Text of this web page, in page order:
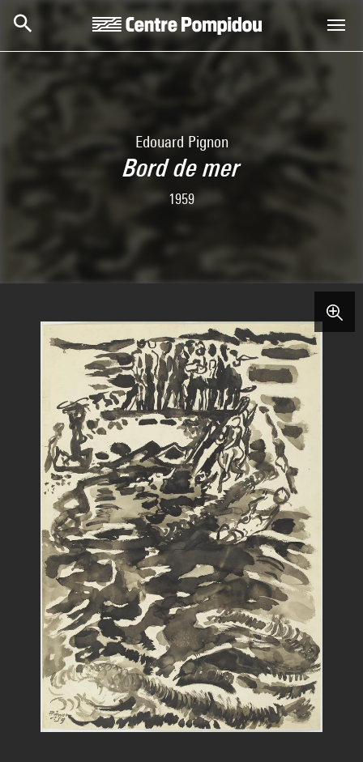
Aller au contenu principal
Centre Pompidou
Edouard Pignon
Bord de mer
1959